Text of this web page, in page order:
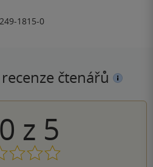
1815-0
čtenářů
z 5